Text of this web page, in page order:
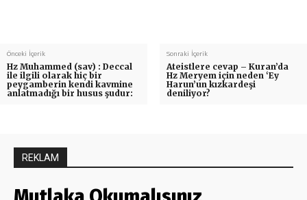
Önceki İçerik
Hz Muhammed (sav) : Deccal
ile ilgili olarak hiç bir
peygamberin kendi kavmine
anlatmadığı bir husus şudur:
Sonraki İçerik
Ateistlere cevap – Kuran’da
Hz Meryem için neden ‘Ey
Harun’un kızkardeşi
deniliyor?
REKLAM